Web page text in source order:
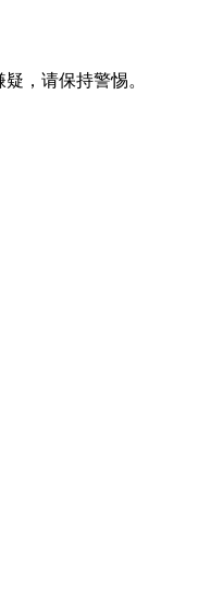
，请保持警惕。